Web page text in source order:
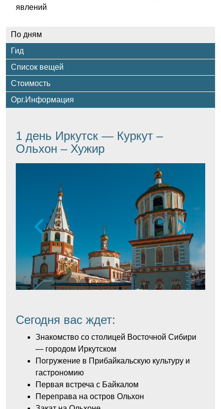
явлений
По дням
Гид
Список вещей
Стоимость
Орг.Информация
1 день Иркутск — Куркут –
Ольхон – Хужир
Сегодня вас ждет:
Знакомство со столицей Восточной Сибири
— городом Иркутском
Погружение в Прибайкальскую культуру и
гастрономию
Первая встреча с Байкалом
Переправа на остров Ольхон